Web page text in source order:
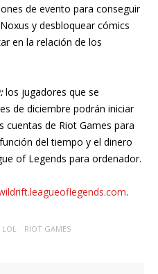
de evento para conseguir
y desbloquear cómics
en la relación de los
los jugadores que se
de diciembre podrán iniciar
cuentas de Riot Games para
del tiempo y el dinero
of Legends para ordenador.
.
LOL RIOT GAMES